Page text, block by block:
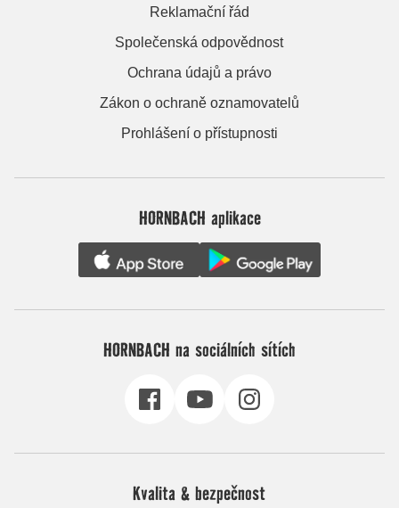
Reklamační řád
Společenská odpovědnost
Ochrana údajů a právo
Zákon o ochraně oznamovatelů
Prohlášení o přístupnosti
HORNBACH aplikace
HORNBACH na sociálních sítích
Kvalita & bezpečnost